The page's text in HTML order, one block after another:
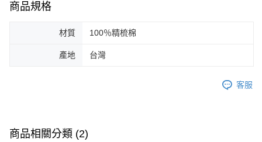
商品規格
材質 100％精梳棉
產地 台灣
客服
商品相關分類 (2)